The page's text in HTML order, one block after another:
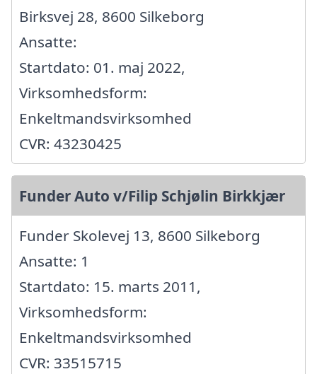
Birksvej 28, 8600 Silkeborg
Ansatte:
Startdato: 01. maj 2022,
Virksomhedsform:
Enkeltmandsvirksomhed
CVR: 43230425
Funder Auto v/Filip Schjølin Birkkjær
Funder Skolevej 13, 8600 Silkeborg
Ansatte: 1
Startdato: 15. marts 2011,
Virksomhedsform:
Enkeltmandsvirksomhed
CVR: 33515715